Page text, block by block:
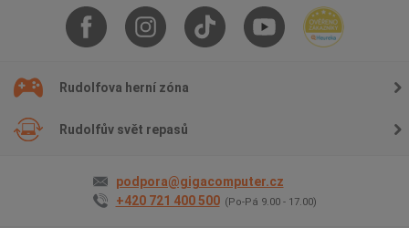
Rudolfova herní zóna
Rudolfův svět repasů
podpora@gigacomputer.cz
+420 721 400 500 (Po-Pá 9.00 - 17.00)